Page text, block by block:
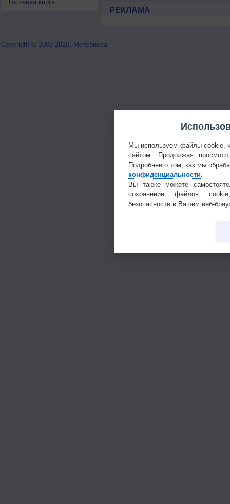
Гостевая книга
РЕКЛАМА
Copyright © 2009-2026, Метеонова
Мы используем файлы cookie,
сайтом. Продолжая
Подробнее о том, как мы
конфиденциальности
Вы также можете
сохранение файлов
безопасности в Вашем веб-